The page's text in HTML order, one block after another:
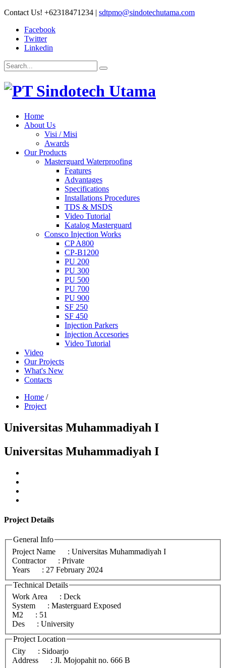
Contact Us! +62318471234 | sdtpmo@sindotechutama.com
Facebook
Twitter
Linkedin
Home
About Us
Visi / Misi
Awards
Our Products
Masterguard Waterproofing
Features
Advantages
Specifications
Installations Procedures
TDS & MSDS
Video Tutorial
Katalog Masterguard
Consco Injection Works
CP A800
CP-B1200
PU 200
PU 300
PU 500
PU 700
PU 900
SF 250
SF 450
Injection Parkers
Injection Accesories
Video Tutorial
Video
Our Projects
What's New
Contacts
Home /
Project
Universitas Muhammadiyah I
Universitas Muhammadiyah I
Project Details
General Info
Project Name
: Universitas Muhammadiyah I
Contractor
: Private
Years
: 27 February 2024
Technical Details
Work Area
: Deck
System
: Masterguard Exposed
M2
: 51
Des
: University
Project Location
City
: Sidoarjo
Address
: Jl. Mojopahit no. 666 B